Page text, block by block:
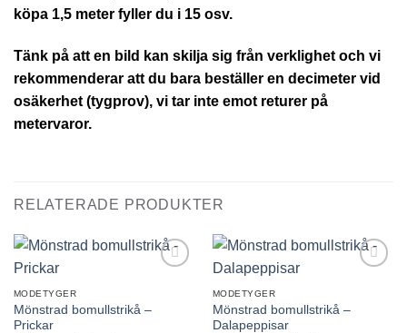
köpa 1,5 meter fyller du i 15 osv.
Tänk på att en bild kan skilja sig från verklighet och vi
rekommenderar att du bara beställer en decimeter vid
osäkerhet (tygprov), vi tar inte emot returer på
metervaror.
RELATERADE PRODUKTER
MODETYGER
Mönstrad bomullstrikå –
Prickar
MODETYGER
Mönstrad bomullstrikå –
Dalapeppisar